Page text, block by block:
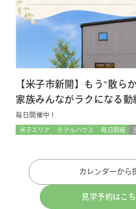
【米子市新開】もう‶散ら
家族みんながラクになる
毎日開催中！
米子エリア モデルハウス 毎日開催
カレンダーから
見学予約はこ